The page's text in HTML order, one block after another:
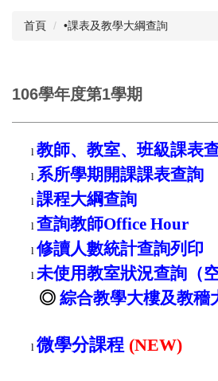
最新消息
相關章則
學籍及成績
課程及選課
NIU Course Search
跨領域修讀專區
教室資訊
各項申辦流程
表格下載
首頁 •課表及教學大綱查詢
106學年度第1學期
l 教師、教室、班級課表
l 系所學期開課課表查詢
l 課程大綱查詢
l 查詢教師Office Hour
l修讀人數統計查詢列印
l 未使用教室狀況查詢（
◎ 綜合教學大樓及教穡
l 微學分課程 (NEW)